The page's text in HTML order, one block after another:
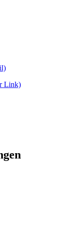
Link)